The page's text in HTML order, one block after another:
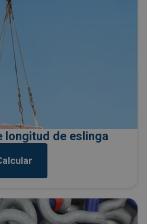
longitud de eslinga